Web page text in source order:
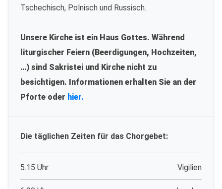
Tschechisch, Polnisch und Russisch.
Unsere Kirche ist ein Haus Gottes. Während
liturgischer Feiern (Beerdigungen, Hochzeiten,
…) sind Sakristei und Kirche nicht zu
besichtigen. Informationen erhalten Sie an der
Pforte oder hier.
Die täglichen Zeiten für das Chorgebet:
5.15 Uhr Vigilien